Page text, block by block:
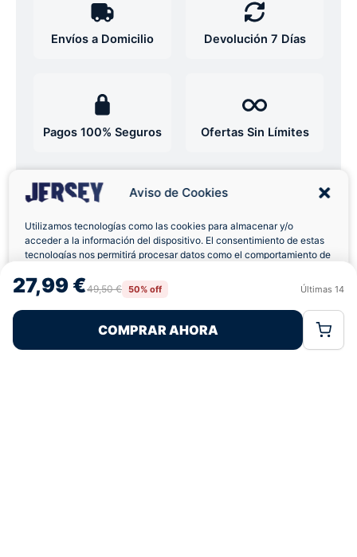
Aviso de Cookies
Utilizamos tecnologías como las cookies para almacenar y/o
acceder a la información del dispositivo. El consentimiento de estas
tecnologías nos permitirá procesar datos como el comportamiento de
retirar el consentimiento, puede afectar negativamente a ciertas
características y funciones.
Rechazar
Política de CookiesPolítica de Privacidad
27,99 €49,50 € 50% off Últimas 14
COMPRAR AHORA
Envíos a Domicilio Devolución 7 Días
Pagos 100% Seguros Ofertas Sin Límites
★★★★★ 4,7 basado en 12+ reseñas
¿Tienes dudas con la talla o el envío?